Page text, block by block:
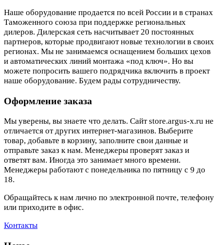
Наше оборудование продается по всей России и в странах
Таможенного союза при поддержке региональных
дилеров. Дилерская сеть насчитывает 20 постоянных
партнеров, которые продвигают новые технологии в своих
регионах. Мы не занимаемся оснащением больших цехов
и автоматических линий монтажа «под ключ». Но вы
можете попросить вашего подрядчика включить в проект
наше оборудование. Будем рады сотрудничеству.
Оформление заказа
Мы уверены, вы знаете что делать. Сайт store.argus-x.ru не
отличается от других интернет-магазинов. Выберите
товар, добавьте в корзину, заполните свои данные и
отправьте заказ к нам. Менеджеры проверят заказ и
ответят вам. Иногда это занимает много времени.
Менеджеры работают с понедельника по пятницу с 9 до
18.
Обращайтесь к нам лично по электронной почте, телефону
или приходите в офис.
Контакты